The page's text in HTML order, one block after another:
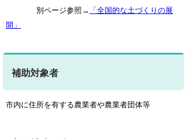
別ページ参照→ 「全国的な土づくりの展
開」
補助対象者
市内に住所を有する農業者や農業者団体等